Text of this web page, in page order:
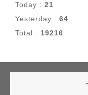
Today : 21
Yesterday : 64
Total : 19216